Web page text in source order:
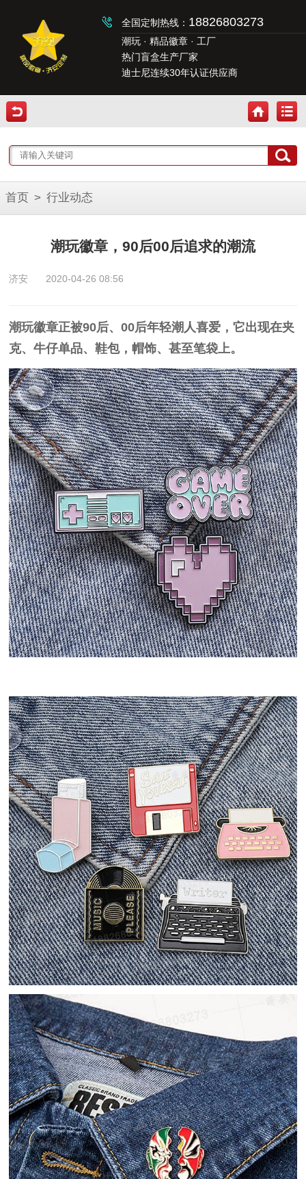
全国定制热线： 18826803273
潮玩 · 精品徽章 · 工厂
热门盲盒生产厂家
迪士尼连续30年认证供应商
首页 > 行业动态
潮玩徽章，90后00后追求的潮流
济安 2020-04-26 08:56
潮玩徽章正被90后、00后年轻潮人喜爱，它出现在夹
克、牛仔单品、鞋包，帽饰、甚至笔袋上。